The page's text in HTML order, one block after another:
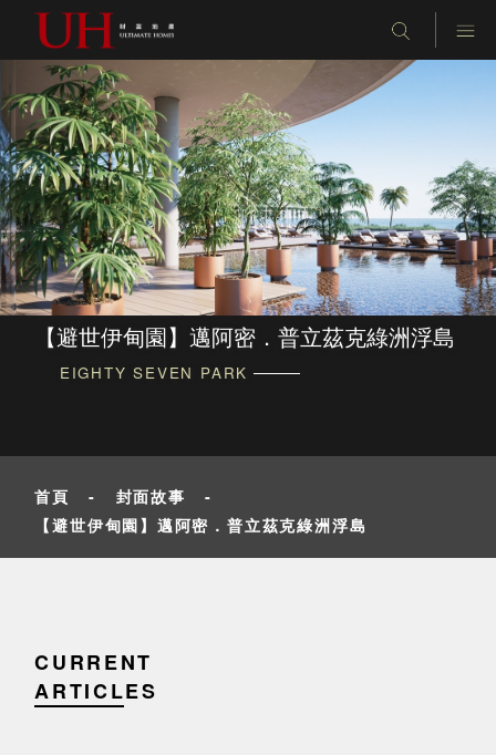
【避世伊甸園】邁阿密．普立茲克綠洲浮島
EIGHTY SEVEN PARK
首頁 - 封面故事
-
【避世伊甸園】邁阿密．普立茲克綠洲浮島
CURRENT
ARTICLES